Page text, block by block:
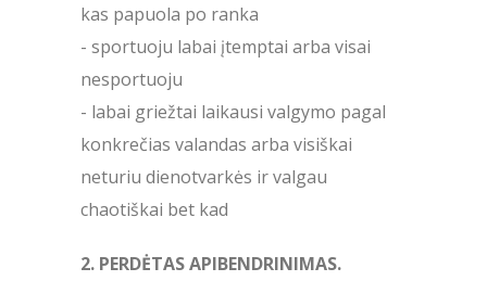
kas papuola po ranka
- sportuoju labai įtemptai arba visai
nesportuoju
- labai griežtai laikausi valgymo pagal
konkrečias valandas arba visiškai
neturiu dienotvarkės ir valgau
chaotiškai bet kad
2. PERDĖTAS APIBENDRINIMAS.